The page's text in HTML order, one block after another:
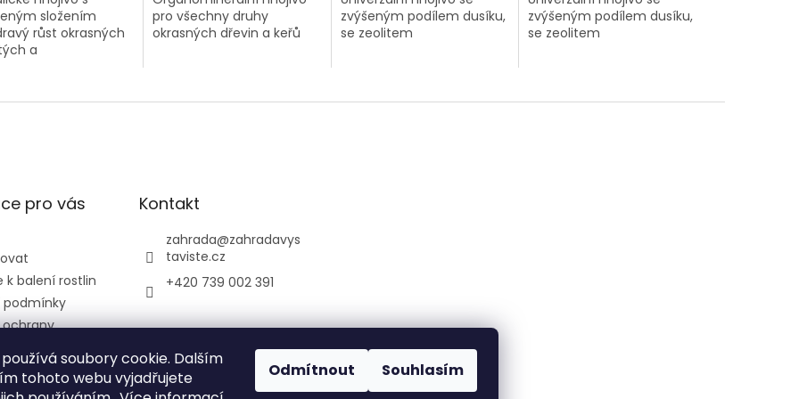
soubory cookie. Dalším
tohoto webu vyjadřujete
Odmítnout Souhlasím
složením
růst okrasných
a
pro všechny druhy
okrasných dřevin a keřů
zvýšeným podílem dusíku,
se zeolitem
zvýšeným podílem dusíku,
se zeolitem
pro vás
k balení rostlin
a
Kontakt
zahrada@zahradavys
taviste.cz
+420 739 002 391